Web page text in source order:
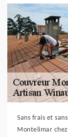
Sans frais et
Montelimar